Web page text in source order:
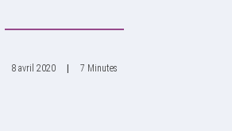
8 avril 2020 7 Minutes